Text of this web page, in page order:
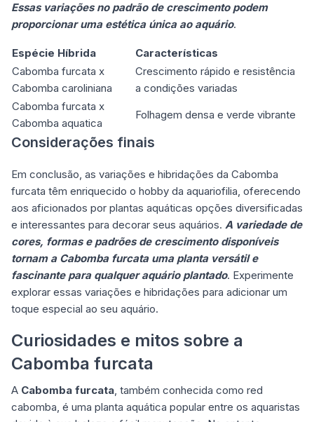
Essas variações no padrão de crescimento podem
proporcionar uma estética única ao aquário.
Espécie Híbrida
Características
Cabomba furcata x
Cabomba caroliniana
Crescimento rápido e resistência
a condições variadas
Cabomba furcata x
Cabomba aquatica
Folhagem densa e verde vibrante
Considerações finais
Em conclusão, as variações e hibridações da Cabomba
furcata têm enriquecido o hobby da aquariofilia, oferecendo
aos aficionados por plantas aquáticas opções diversificadas
e interessantes para decorar seus aquários. A variedade de
cores, formas e padrões de crescimento disponíveis
tornam a Cabomba furcata uma planta versátil e
fascinante para qualquer aquário plantado. Experimente
explorar essas variações e hibridações para adicionar um
toque especial ao seu aquário.
Curiosidades e mitos sobre a
Cabomba furcata
A Cabomba furcata, também conhecida como red
cabomba, é uma planta aquática popular entre os aquaristas